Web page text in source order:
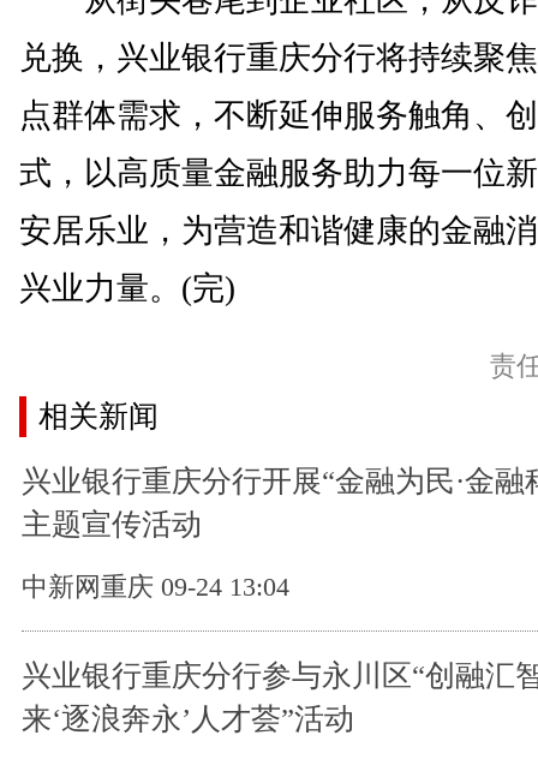
兑换，兴业银行重庆分行将持续聚
点群体需求，不断延伸服务触角、
式，以高质量金融服务助力每一位
安居乐业，为营造和谐健康的金融
兴业力量。(完)
责
相关新闻
兴业银行重庆分行开展“金融为民·金融
主题宣传活动
中新网重庆 09-24 13:04
兴业银行重庆分行参与永川区“创融汇
来‘逐浪奔永’人才荟”活动